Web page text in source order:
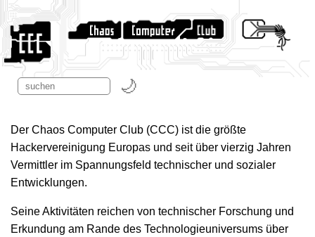
Der Chaos Computer Club (CCC) ist die größte
Hackervereinigung Europas und seit über vierzig Jahren
Vermittler im Spannungsfeld technischer und sozialer
Entwicklungen.
Seine Aktivitäten reichen von technischer Forschung und
Erkundung am Rande des Technologie­universums über